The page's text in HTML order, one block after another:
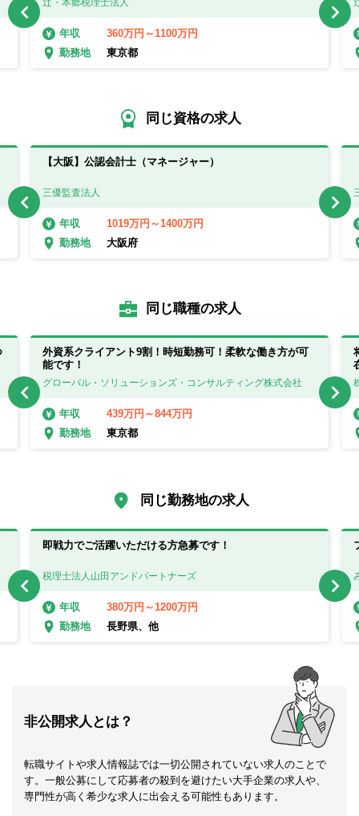
辻・本郷税理士法人
年収
360万円～1100万円
勤務地
東京都
同じ資格の求人
【大阪】公認会計士（マネージャー）
三優監査法人
年収
1019万円～1400万円
勤務地
大阪府
同じ職種の求人
外資系クライアント9割！時短勤務可！柔軟な働き方が可
能です！
グローバル・ソリューションズ・コンサルティング株式会社
年収
439万円～844万円
勤務地
東京都
同じ勤務地の求人
即戦力でご活躍いただける方急募です！
税理士法人山田アンドパートナーズ
年収
380万円～1200万円
勤務地
長野県、他
非公開求人とは？
転職サイトや求人情報誌では一切公開されていない求人のことで
す。一般公募にして応募者の殺到を避けたい大手企業の求人や、
専門性が高く希少な求人に出会える可能性もあります。